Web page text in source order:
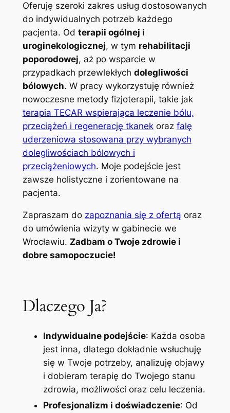
Oferuję szeroki zakres usług dostosowanych
do indywidualnych potrzeb każdego
pacjenta. Od terapii ogólnej i
uroginekologicznej, w tym rehabilitacji
poporodowej, aż po wsparcie w
przypadkach przewlekłych dolegliwości
bólowych. W pracy wykorzystuję również
nowoczesne metody fizjoterapii, takie jak
terapia TECAR wspierająca leczenie bólu,
przeciążeń i regenerację tkanekoraz falę
uderzeniowa stosowana przy wybranych
dolegliwościach bólowych i
przeciążeniowych. Moje podejście jest
zawsze holistyczne i zorientowane na
pacjenta.
Zapraszam do zapoznania się z ofertą oraz
do umówienia wizyty w gabinecie we
Wrocławiu. Zadbam o Twoje zdrowie i
dobre samopoczucie!
Dlaczego Ja?
Indywidualne podejście: Każda osoba
jest inna, dlatego dokładnie wsłuchuję
się w Twoje potrzeby, analizuję objawy
i dobieram terapię do Twojego stanu
zdrowia, możliwości oraz celu leczenia.
Profesjonalizm i doświadczenie: Od